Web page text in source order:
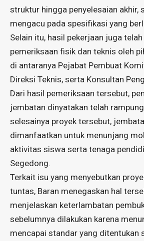
struktur hingga penyelesaian akhir,
mengacu pada spesifikasi yang
Selain itu, hasil pekerjaan juga
pemeriksaan fisik dan teknis oleh
di antaranya Pejabat Pembuat
Direksi Teknis, serta Konsultan
Dari hasil pemeriksaan tersebut,
jembatan dinyatakan telah
selesainya proyek tersebut,
dimanfaatkan untuk menunjang
aktivitas siswa serta tenaga
Segedong.
Terkait isu yang menyebutkan
tuntas, Baran menegaskan hal
menjelaskan keterlambatan
sebelumnya dilakukan karena
mencapai standar yang ditentukan